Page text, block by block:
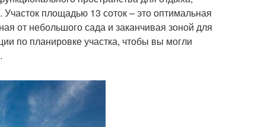
площадью 13 соток – это оптимальная
от небольшого сада и заканчивая зоной для
по планировке участка, чтобы вы могли